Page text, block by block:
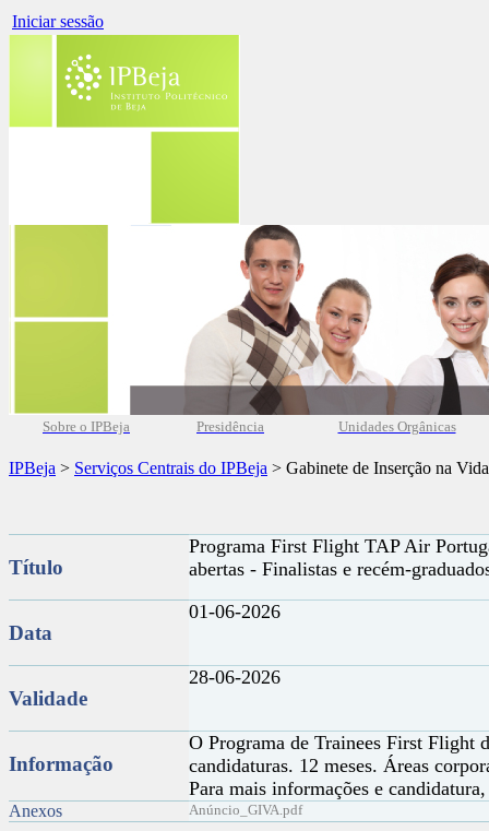
Iniciar sessão
Sobre o IPBeja Presidência Unidades Orgânicas
IPBeja > Serviços Centrais do IPBeja > Gabinete de Inserção na
Título
Programa First Flight TAP Air
abertas - Finalistas e recém-
Data
01-06-2026
Validade
28-06-2026
Informação
O Programa de Trainees First Flight
candidaturas. 12 meses. Áreas
Para mais informações e
Anexos Anúncio_GIVA.pdf